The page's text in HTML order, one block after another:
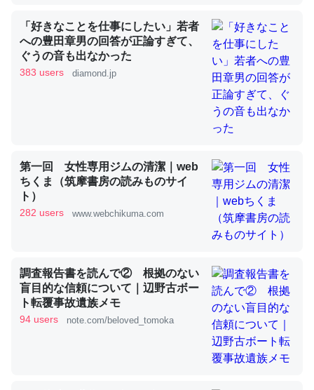
論文では「淡水はカルシウムも酸素も不足してて両方に不
利だから両方が拮抗してるのでは」とあって面白い。海に
いる鋏角類（カブトガニ・ウミグモ）はカルシウムを使わ
ずキチンを強化してる筈だが、酵素が違うのか？
─ニュース :: 【研究発表】昆虫学の大問題＝「昆虫はなぜ海にいな
これを元に考えるとカルシウムを大量に使う脊椎動物と貝
類は苦労してるんだな…。腹足類だと殻を無くしてナメク
─ニュース :: 【研究発表】昆虫学の大問題＝「昆虫はなぜ海にいな
いのか」に関する新仮説
ウチもEchoを実家に置いて４年。でたまに覗いてる。ぼ
「好きなことを仕事にしたい」若者
への豊田章男の回答が正論すぎて、
ぐうの音も出なかった
383 users diamond.jp
第一回 女性専用ジムの清潔｜web
ちくま（筑摩書房の読みものサイ
ト）
282 users www.webchikuma.com
調査報告書を読んで② 根拠のない
盲目的な信頼について｜辺野古ボー
ト転覆事故遺族メモ
94 users note.com/beloved_tomoka